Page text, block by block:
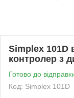
Simplex 101D
контролер з
Готово до
Код: Simplex 101D